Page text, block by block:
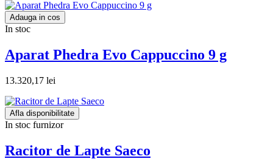
Adauga in cos
In stoc
Aparat Phedra Evo Cappuccino 9 g
13.320,17 lei
Afla disponibilitate
In stoc furnizor
Racitor de Lapte Saeco